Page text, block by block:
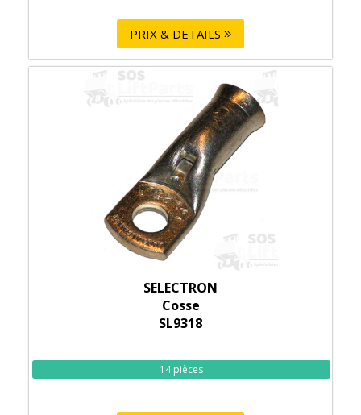
PRIX & DETAILS
SELECTRON
Cosse
SL9318
14 pièces